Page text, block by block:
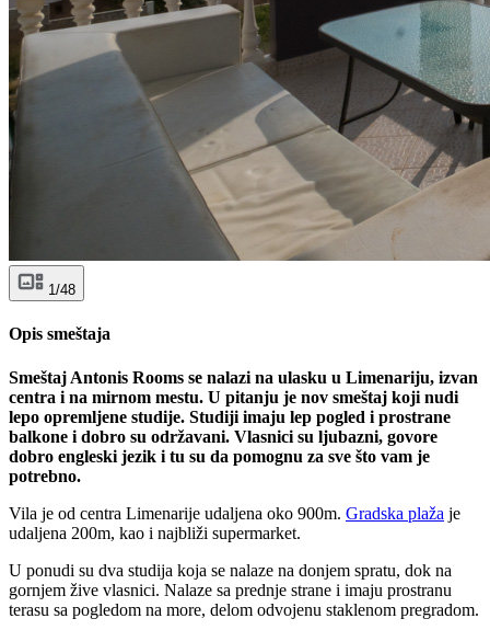
1/48
Opis smeštaja
Smeštaj Antonis Rooms se nalazi na ulasku u Limenariju, izvan
centra i na mirnom mestu. U pitanju je nov smeštaj koji nudi
lepo opremljene studije. Studiji imaju lep pogled i prostrane
balkone i dobro su održavani. Vlasnici su ljubazni, govore
dobro engleski jezik i tu su da pomognu za sve što vam je
potrebno.
Vila je od centra Limenarije udaljena oko 900m. Gradska plaža je
udaljena 200m, kao i najbliži supermarket.
U ponudi su dva studija koja se nalaze na donjem spratu, dok na
gornjem žive vlasnici. Nalaze sa prednje strane i imaju prostranu
terasu sa pogledom na more, delom odvojenu staklenom pregradom.